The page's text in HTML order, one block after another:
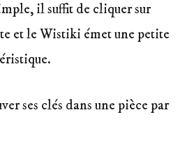
il suffit de cliquer sur
et le Wistiki émet une petite
ses clés dans une pièce par